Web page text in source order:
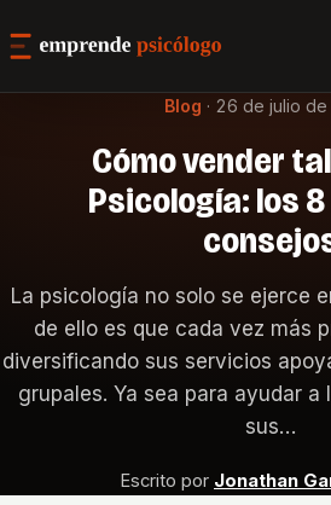
Blog · 26 de julio
Cómo vender
Psicología: los
La psicología no solo se ejerce
de ello es que cada vez más
diversificando sus servicios
grupales. Ya sea para ayudar a
sus…
Escrito por Jonathan